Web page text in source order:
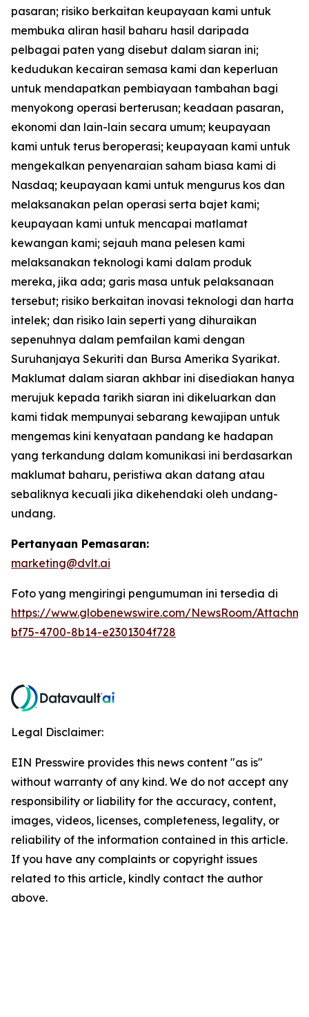
pasaran; risiko berkaitan keupayaan kami untuk
membuka aliran hasil baharu hasil daripada
pelbagai paten yang disebut dalam siaran ini;
kedudukan kecairan semasa kami dan keperluan
untuk mendapatkan pembiayaan tambahan bagi
menyokong operasi berterusan; keadaan pasaran,
ekonomi dan lain-lain secara umum; keupayaan
kami untuk terus beroperasi; keupayaan kami untuk
mengekalkan penyenaraian saham biasa kami di
Nasdaq; keupayaan kami untuk mengurus kos dan
melaksanakan pelan operasi serta bajet kami;
keupayaan kami untuk mencapai matlamat
kewangan kami; sejauh mana pelesen kami
melaksanakan teknologi kami dalam produk
mereka, jika ada; garis masa untuk pelaksanaan
tersebut; risiko berkaitan inovasi teknologi dan harta
intelek; dan risiko lain seperti yang dihuraikan
sepenuhnya dalam pemfailan kami dengan
Suruhanjaya Sekuriti dan Bursa Amerika Syarikat.
Maklumat dalam siaran akhbar ini disediakan hanya
merujuk kepada tarikh siaran ini dikeluarkan dan
kami tidak mempunyai sebarang kewajipan untuk
mengemas kini kenyataan pandang ke hadapan
yang terkandung dalam komunikasi ini berdasarkan
maklumat baharu, peristiwa akan datang atau
sebaliknya kecuali jika dikehendaki oleh undang-
undang.
Pertanyaan Pemasaran:
marketing@dvlt.ai
Foto yang mengiringi pengumuman ini tersedia di
https://www.globenewswire.com/NewsRoom/
bf75-4700-8b14-e2301304f728
Legal Disclaimer:
EIN Presswire provides this news content "as is"
without warranty of any kind. We do not accept any
responsibility or liability for the accuracy, content,
images, videos, licenses, completeness, legality, or
reliability of the information contained in this article.
If you have any complaints or copyright issues
related to this article, kindly contact the author
above.